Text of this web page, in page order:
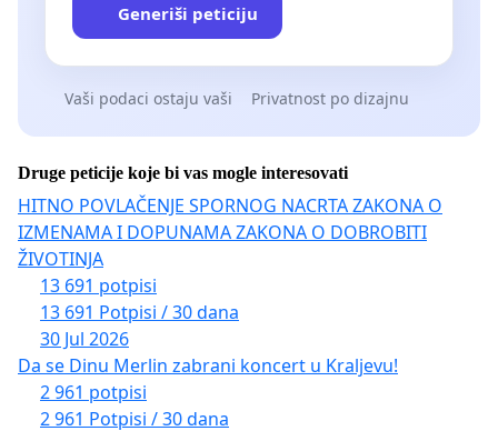
Generiši peticiju
Vaši podaci ostaju vaši Privatnost po dizajnu
Druge peticije koje bi vas mogle interesovati
HITNO POVLAČENJE SPORNOG NACRTA ZAKONA O
IZMENAMA I DOPUNAMA ZAKONA O DOBROBITI
ŽIVOTINJA
13 691 potpisi
13 691 Potpisi / 30 dana
30 Jul 2026
Da se Dinu Merlin zabrani koncert u Kraljevu!
2 961 potpisi
2 961 Potpisi / 30 dana